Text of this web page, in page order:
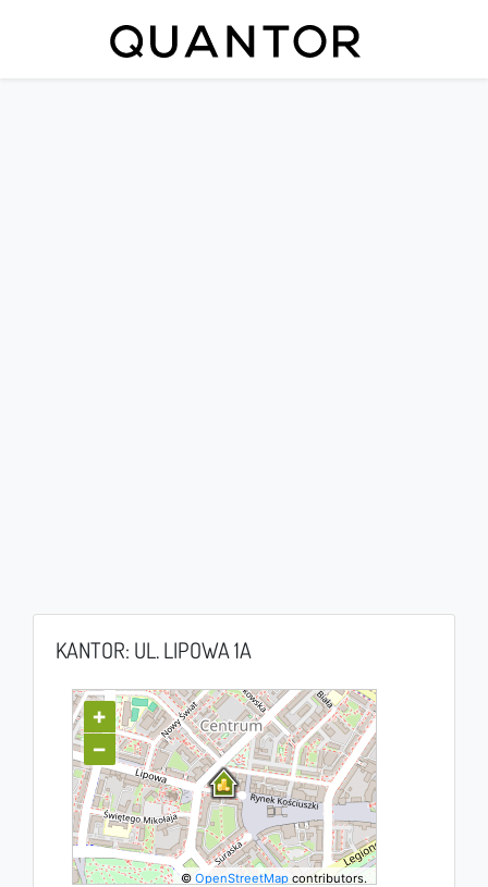
KANTOR: UL. LIPOWA 1A
+
−
©OpenStreetMap contributors.